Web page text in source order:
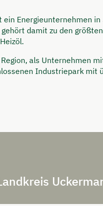
ein Energieunternehmen
damit zu den
als Unternehmen
Industriepark